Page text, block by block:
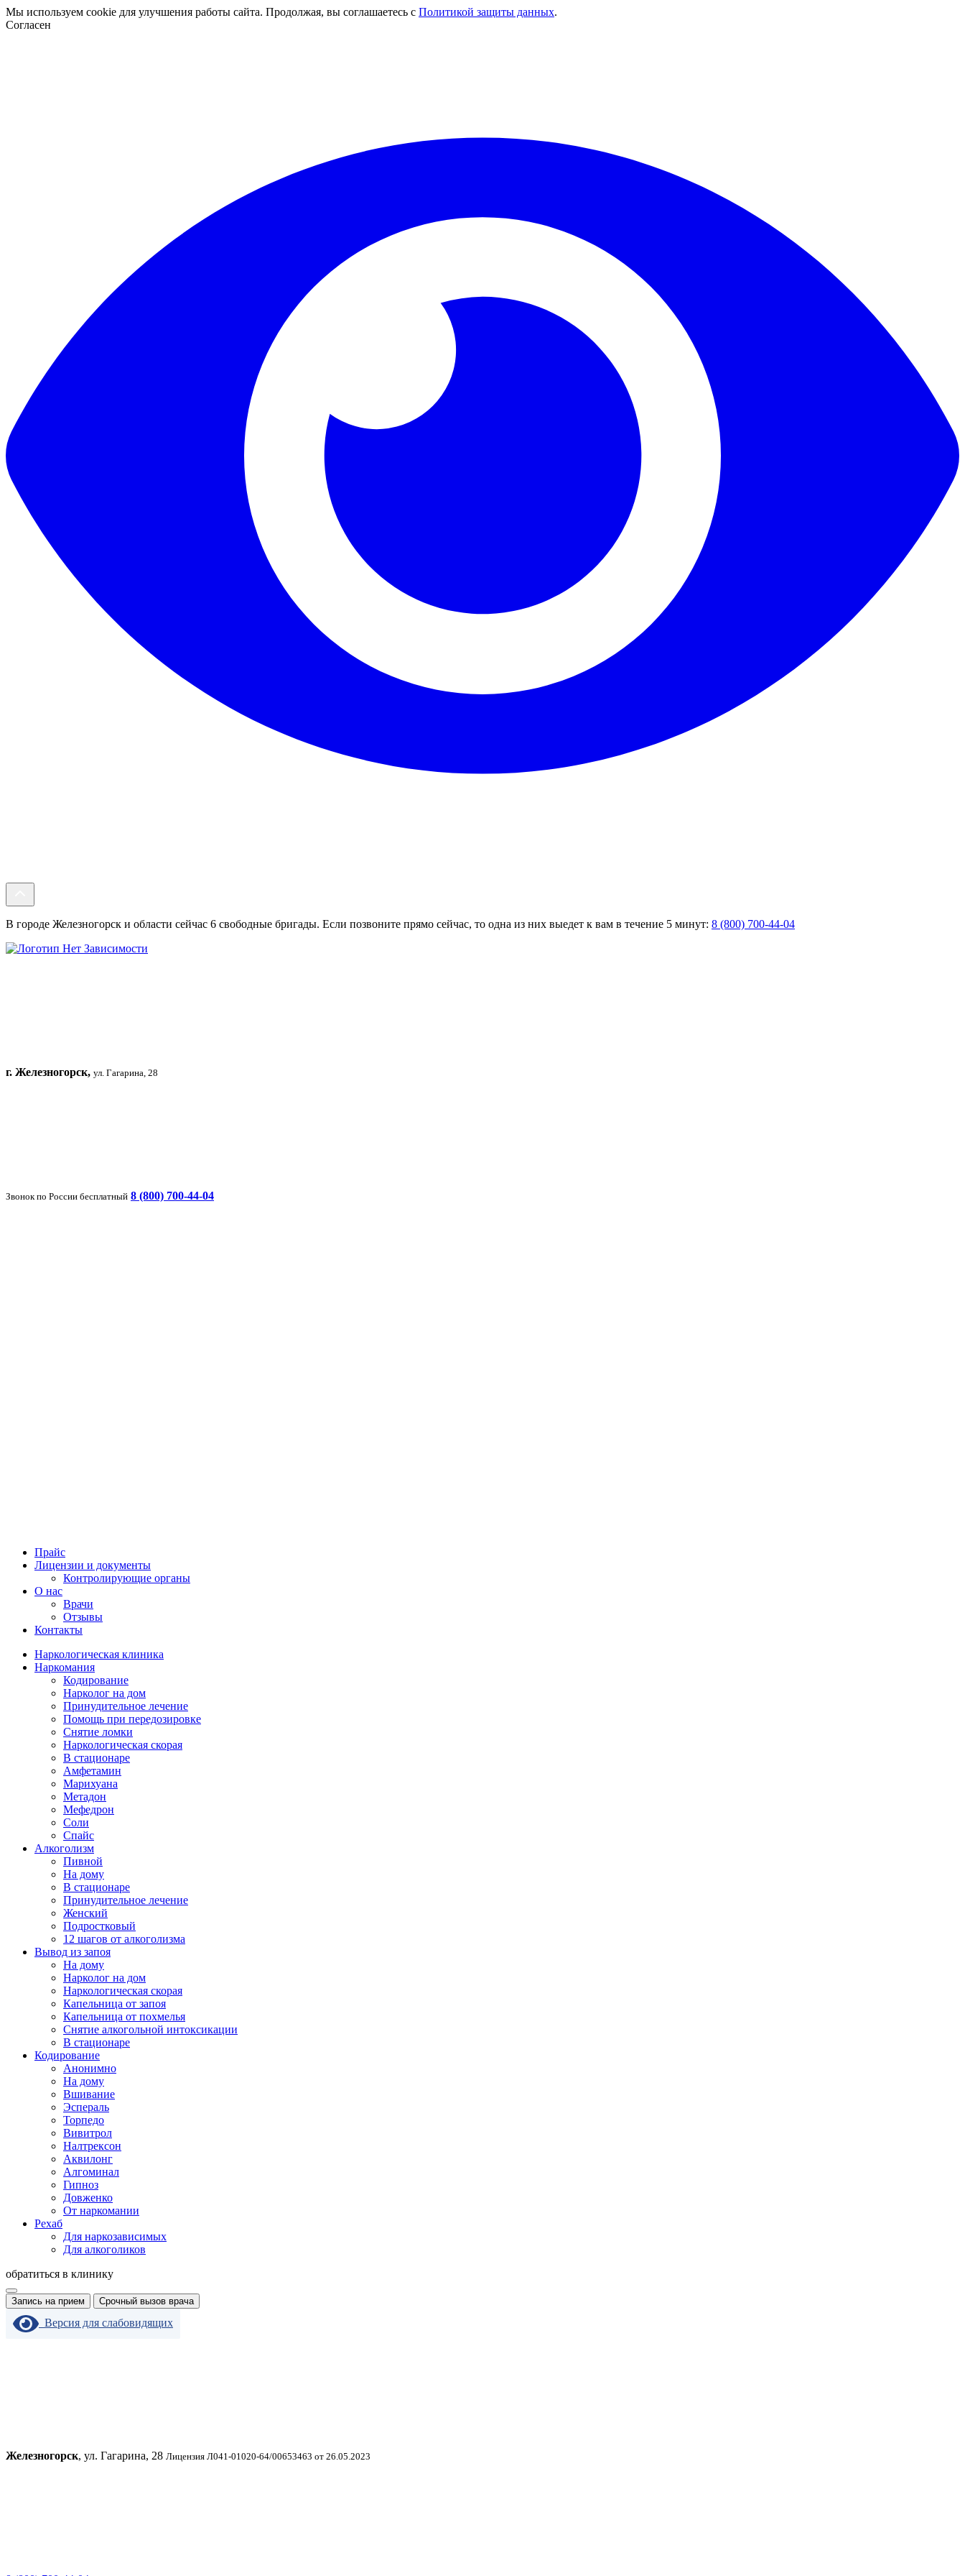
Мы используем cookie для улучшения работы сайта. Продолжая, вы соглашаетесь с Политикой защиты данных.
Согласен
В городе Железногорск и области сейчас 6 свободные бригады. Если позвоните прямо сейчас, то одна из них выедет к вам в течение 5 минут: 8 (800) 700-44-04
г. Железногорск, ул. Гагарина, 28
Звонок по России бесплатный 8 (800) 700-44-04
Прайс
Лицензии и документы
Контролирующие органы
О нас
Врачи
Отзывы
Контакты
Наркологическая клиника
Наркомания
Кодирование
Нарколог на дом
Принудительное лечение
Помощь при передозировке
Снятие ломки
Наркологическая скорая
В стационаре
Амфетамин
Марихуана
Метадон
Мефедрон
Соли
Спайс
Алкоголизм
Пивной
На дому
В стационаре
Принудительное лечение
Женский
Подростковый
12 шагов от алкоголизма
Вывод из запоя
На дому
Нарколог на дом
Наркологическая скорая
Капельница от запоя
Капельница от похмелья
Снятие алкогольной интоксикации
В стационаре
Кодирование
Анонимно
На дому
Вшивание
Эспераль
Торпедо
Вивитрол
Налтрексон
Аквилонг
Алгоминал
Гипноз
Довженко
От наркомании
Рехаб
Для наркозависимых
Для алкоголиков
обратиться в клинику
Запись на прием Срочный вызов врача
Версия для слабовидящих
Железногорск, ул. Гагарина, 28 Лицензия Л041-01020-64/00653463 от 26.05.2023